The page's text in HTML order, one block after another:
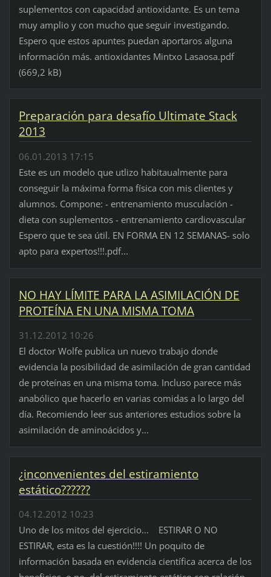
suplementos con capacidad antioxidante. Es un tema
muy amplio y con mucho que seguir investigando.
Espero que estos apuntes puedan aportaros alguna
información más. antioxidantes Mintxo Lasaosa.pdf
(669,2 kB)
Preparación para desafío Ultimate Stack
2013
06.01.2013 17:15
Este es un modelo que utlizo habitaualmente para
conseguir la máxima forma física con mis clientes y
alumnos. Compone: - entrenamiento musculación -
dieta con suplementos - entrenamiento cardiovascular
Espero que te sea útil. EN FORMA EN 12 SEMANAS- solo
apto para expertos!!!.pdf...
NO HAY LÍMITE PARA LA ASIMILACIÓN DE
PROTEÍNA EN UNA MISMA TOMA
31.12.2012 10:26
El doctor Wolfe publica un nuevo trabajo donde
evidencia la posibilidad de asimilación de gran cantidad
de proteínas en una misma toma. Incluso parece más
anabólico que hacerlo en varias comidas a lo largo del
día. Recomiendo leer sus anteriores estudios sobre la
asimilación de aminoácidos y...
¿inconvenientes del estiramiento
estático??????
04.12.2012 10:23
Uno de los mitos del ejercicio... ESTIRAR O NO
ESTIRAR, esta es la cuestión!!!! Un poquito de
información basada en evidencia científica acerca de los